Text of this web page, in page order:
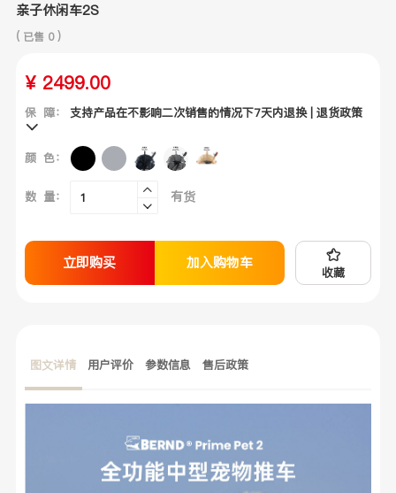
亲子休闲车2S
( 已售 0 )
¥ 2499.00
保 障： 支持产品在不影响二次销售的情况下7天内退换 | 退货政策
颜 色：
数 量： 有货
立即购买 加入购物车
收藏
图文详情 用户评价 参数信息 售后政策